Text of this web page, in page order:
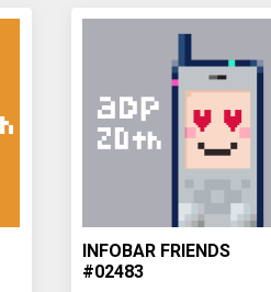
INFOBAR FRIENDS
#02483